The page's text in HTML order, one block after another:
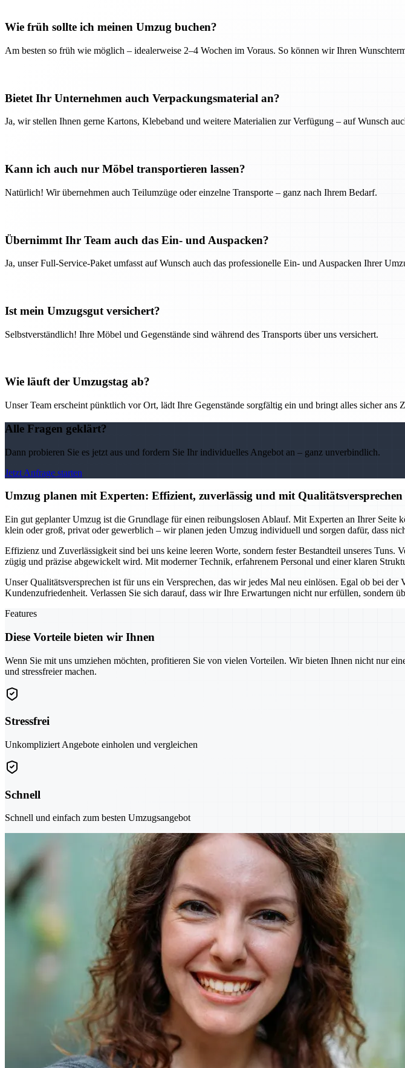
Wie früh sollte ich meinen Umzug buchen?
Am besten so früh wie möglich – idealerweise 2–4 Wochen im Voraus. So können wir Ihren
Bietet Ihr Unternehmen auch Verpackungsmaterial an?
Ja, wir stellen Ihnen gerne Kartons, Klebeband und weitere Materialien zur Verfügung – auf Wunsch
Kann ich auch nur Möbel transportieren lassen?
Natürlich! Wir übernehmen auch Teilumzüge oder einzelne Transporte – ganz nach Ihrem Bedarf.
Übernimmt Ihr Team auch das Ein- und Auspacken?
Ja, unser Full-Service-Paket umfasst auf Wunsch auch das professionelle Ein- und Auspacken Ihrer
Ist mein Umzugsgut versichert?
Selbstverständlich! Ihre Möbel und Gegenstände sind während des Transports über uns versichert.
Wie läuft der Umzugstag ab?
Unser Team erscheint pünktlich vor Ort, lädt Ihre Gegenstände sorgfältig ein und bringt alles sicher ans
Alle Fragen geklärt?
Dann probieren Sie es jetzt aus und fordern Sie Ihr individuelles Angebot an – ganz unverbindlich.
Jetzt Anfrage starten
Umzug planen mit Experten: Effizient, zuverlässig und mit
Ein gut geplanter Umzug ist die Grundlage für einen reibungslosen Ablauf. Mit Experten an Ihrer
klein oder groß, privat oder gewerblich – wir planen jeden Umzug individuell und sorgen dafür, dass
Effizienz und Zuverlässigkeit sind bei uns keine leeren Worte, sondern fester Bestandteil unseres
zügig und präzise abgewickelt wird. Mit moderner Technik, erfahrenem Personal und einer klaren
Unser Qualitätsversprechen ist für uns ein Versprechen, das wir jedes Mal neu einlösen. Egal ob bei
Kundenzufriedenheit. Verlassen Sie sich darauf, dass wir Ihre Erwartungen nicht nur erfüllen, sondern
Features
Diese Vorteile bieten wir Ihnen
Wenn Sie mit uns umziehen möchten, profitieren Sie von vielen Vorteilen. Wir bieten Ihnen nicht nur
und stressfreier machen.
Stressfrei
Unkompliziert Angebote einholen und vergleichen
Schnell
Schnell und einfach zum besten Umzugsangebot